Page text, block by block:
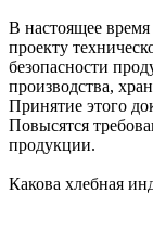
В настоящее
проекту
безопасности
производства,
Принятие этого
Повысятся
продукции.
Какова хлебная